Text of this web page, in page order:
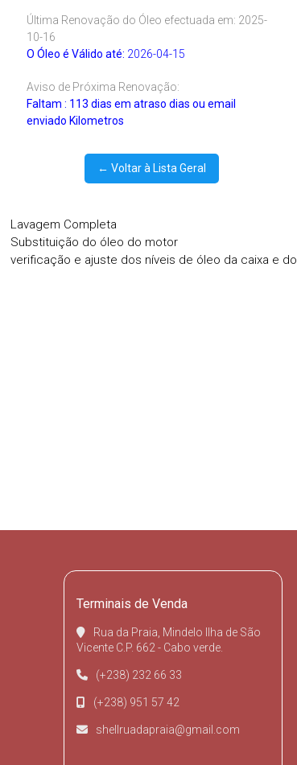
Última Renovação do Óleo efectuada em: 2025-
10-16
O Óleo é Válido até: 2026-04-15
Aviso de Próxima Renovação:
Faltam : 113 dias em atraso dias ou email
enviado Kilometros
← Voltar à Lista Geral
Lavagem Completa
Substituição do óleo do motor
verificação e ajuste dos níveis de óleo da caixa e
Terminais de Venda
Rua da Praia, Mindelo Ilha de São
Vicente C.P. 662 - Cabo verde.
(+238) 232 66 33
(+238) 951 57 42
shellruadapraia@gmail.com